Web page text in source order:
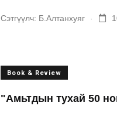
Сэтгүүлч: Б.Алтанхуяг
Book & Review
"Амьтдын тухай 50